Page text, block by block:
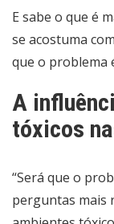
E sabe o que é
se acostuma
que o problema
A
tóxicos
“Será que o
perguntas mais